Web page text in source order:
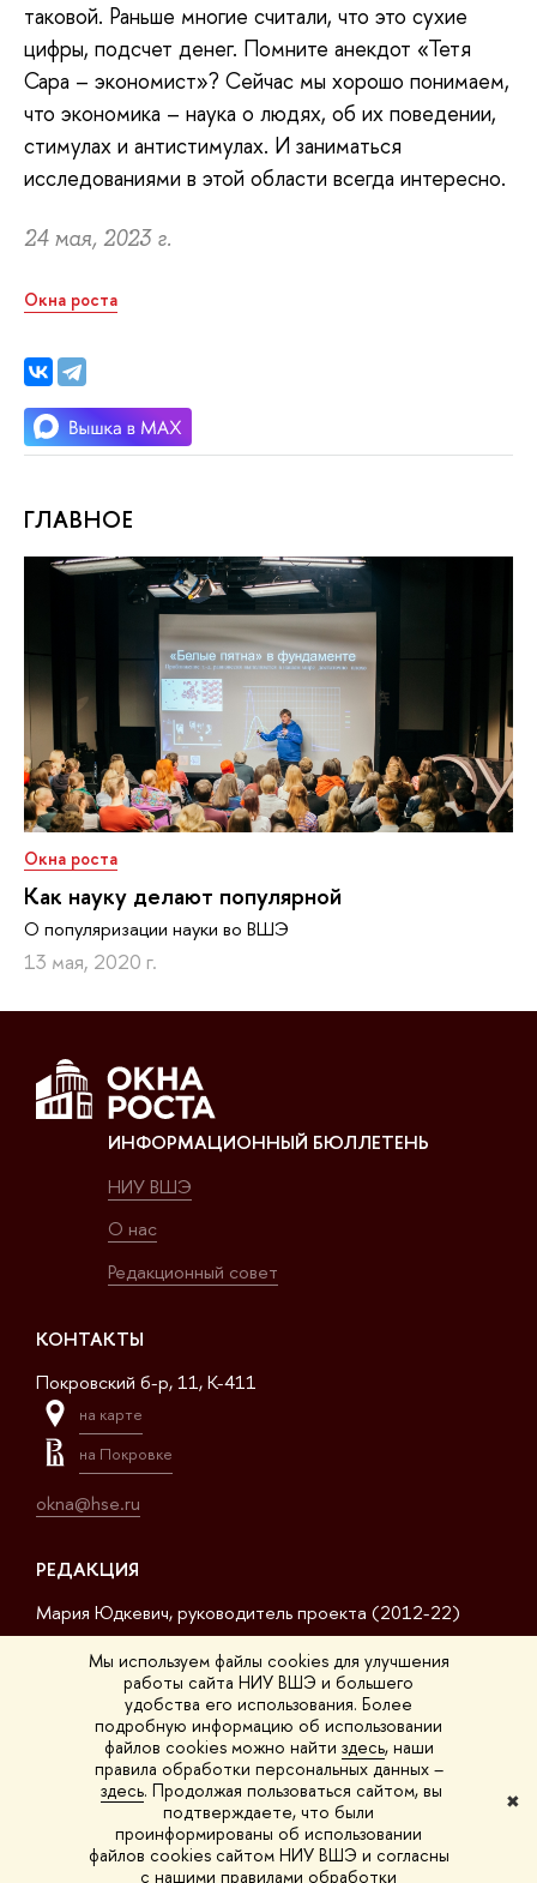
Мы используем файлы cookies для улучшения
работы сайта НИУ ВШЭ и большего
удобства его использования. Более
подробную информацию об использовании
файлов cookies можно найти здесь, наши
правила обработки персональных данных –
здесь. Продолжая пользоваться сайтом, вы
подтверждаете, что были
проинформированы об использовании
файлов cookies сайтом НИУ ВШЭ и согласны
с нашими правилами обработки
✖
таковой. Раньше многие считали, что это сухие
цифры, подсчет денег. Помните анекдот «Тетя
Сара – экономист»? Сейчас мы хорошо понимаем,
что экономика – наука о людях, об их поведении,
стимулах и антистимулах. И заниматься
исследованиями в этой области всегда интересно.
24 мая, 2023 г.
Окна роста
ГЛАВНОЕ
Окна роста
Как науку делают популярной
О популяризации науки во ВШЭ
13 мая, 2020 г.
ИНФОРМАЦИОННЫЙ БЮЛЛЕТЕНЬ
НИУ ВШЭ
О нас
Редакционный совет
КОНТАКТЫ
Покровский б-р, 11, K-411
на карте
на Покровке
okna@hse.ru
РЕДАКЦИЯ
Мария Юдкевич, руководитель проекта (2012-22)
Дмитрий Дагаев, руководитель проекта (2022-23)
Сергей Матвеев, шеф-редактор (2017-23)
Арсений Кустов, редактор сайта
Владимир Селивёрстов, обозреватель
Анна Шестакова, обозреватель